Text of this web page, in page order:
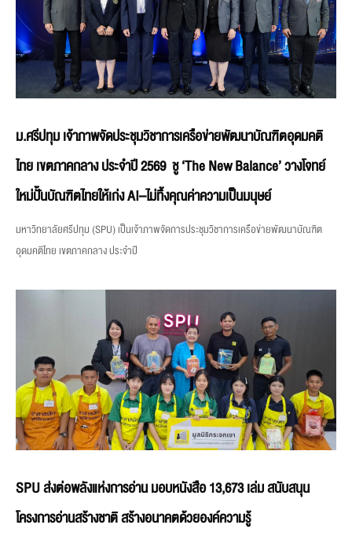
ม.ศรีปทุม เจ้าภาพจัดประชุมวิชาการเครือข่ายพัฒนาบัณฑิตอุดมคติ
ไทย เขตภาคกลาง ประจำปี 2569 ชู ‘The New Balance’ วางโจทย์
ใหม่ปั้นบัณฑิตไทยให้เก่ง AI–ไม่ทิ้งคุณค่าความเป็นมนุษย์
มหาวิทยาลัยศรีปทุม (SPU) เป็นเจ้าภาพจัดการประชุมวิชาการเครือข่ายพัฒนาบัณฑิต
อุดมคติไทย เขตภาคกลาง ประจำปี
SPU ส่งต่อพลังแห่งการอ่าน มอบหนังสือ 13,673 เล่ม สนับสนุน
โครงการอ่านสร้างชาติ สร้างอนาคตด้วยองค์ความรู้